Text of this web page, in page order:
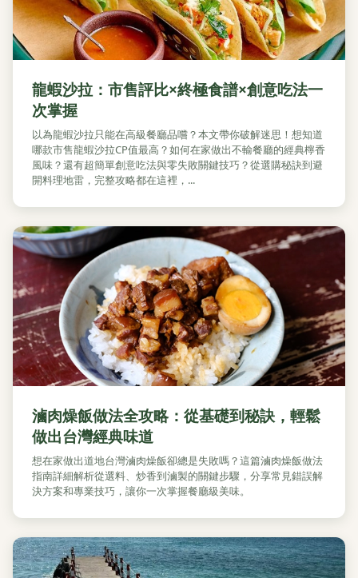
龍蝦沙拉：市售評比×終極食譜×創意吃法一
次掌握
以為龍蝦沙拉只能在高級餐廳品嚐？本文帶你破解迷思！想知道
哪款市售龍蝦沙拉CP值最高？如何在家做出不輸餐廳的經典檸香
風味？還有超簡單創意吃法與零失敗關鍵技巧？從選購秘訣到避
開料理地雷，完整攻略都在這裡，...
滷肉燥飯做法全攻略：從基礎到秘訣，輕鬆
做出台灣經典味道
想在家做出道地台灣滷肉燥飯卻總是失敗嗎？這篇滷肉燥飯做法
指南詳細解析從選料、炒香到滷製的關鍵步驟，分享常見錯誤解
決方案和專業技巧，讓你一次掌握餐廳級美味。